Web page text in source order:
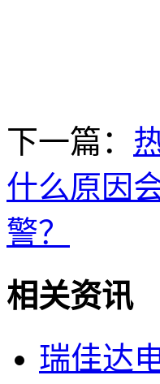
下一篇：
什么原因
警？
相关资讯
瑞佳达